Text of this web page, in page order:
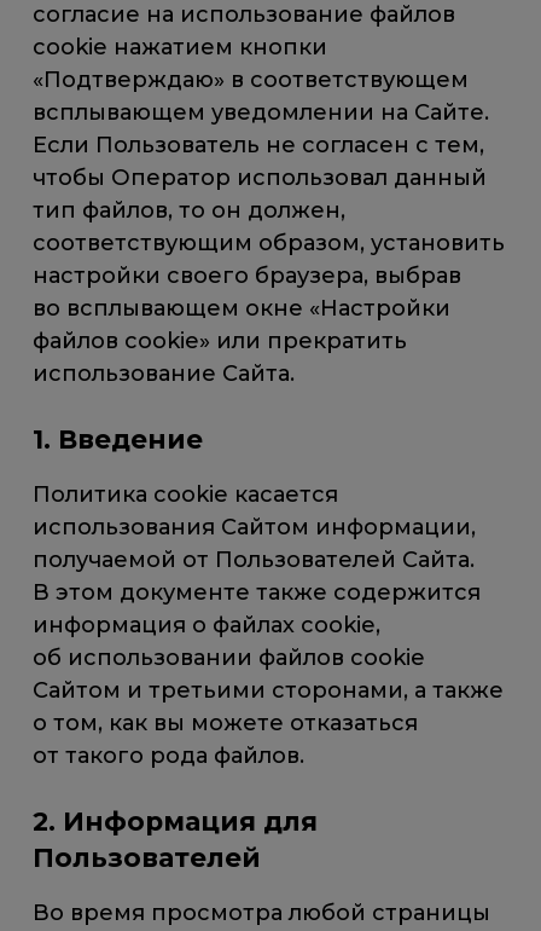
согласие на использование файлов
cookie нажатием кнопки
«Подтверждаю» в соответствующем
всплывающем уведомлении на Сайте.
Если Пользователь не согласен с тем,
чтобы Оператор использовал данный
тип файлов, то он должен,
соответствующим образом, установить
настройки своего браузера, выбрав
во всплывающем окне «Настройки
файлов cookie» или прекратить
использование Сайта.
1. Введение
Политика cookie касается
использования Сайтом информации,
получаемой от Пользователей Сайта.
В этом документе также содержится
информация о файлах cookie,
об использовании файлов cookie
Сайтом и третьими сторонами, а также
о том, как вы можете отказаться
от такого рода файлов.
2. Информация для
Пользователей
Во время просмотра любой страницы